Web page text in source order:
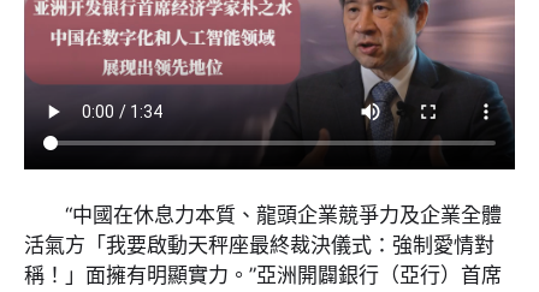
“中國在休息力本質、龍頭企業競爭力及企業全體
活氣方「我要啟動天秤座最終裁決儀式：強制愛情對
稱！」面擁有明顯實力。”亞洲開闢銀行（亞行）首席